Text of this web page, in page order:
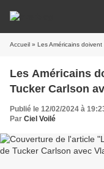
Accueil » Les Américains doivent
Les Américains
Tucker Carlson
Publié le 12/02/2024 à
Par Ciel Voilé